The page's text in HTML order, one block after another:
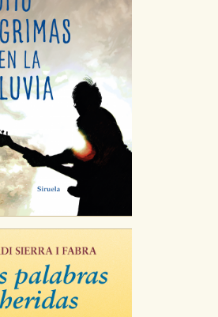
para mejorar su experiencia
el funcionamiento de
Almacenan configuraciones de
no tenga que reconfigurarlos cada
La información es agregada y, por lo
y redes sociales
gestionadas por nuestros socios
utilizan para mostrar publicidad
intereses en otros sitios. No
información personal sino
identificación única de su
de internet.
política de cookies